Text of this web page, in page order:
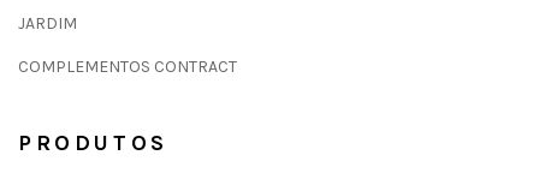
JARDIM
COMPLEMENTOS CONTRACT
PRODUTOS